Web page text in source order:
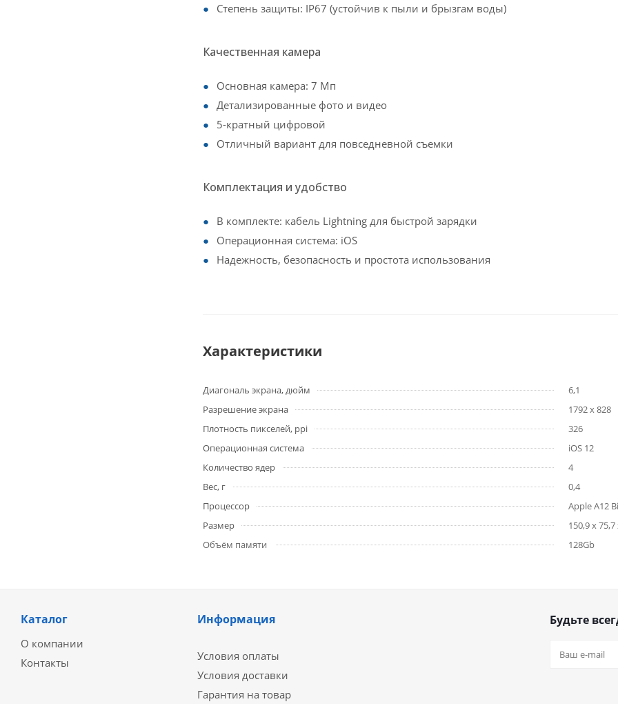
Степень защиты: IP67 (устойчив к пыли и брызгам воды)
Качественная камера
Основная камера: 7 Мп
Детализированные фото и видео
5-кратный цифровой
Отличный вариант для повседневной съемки
Комплектация и удобство
В комплекте: кабель Lightning для быстрой зарядки
Операционная система: iOS
Надежность, безопасность и простота использования
Характеристики
Диагональ экрана, дюйм
6,1
Разрешение экрана
1792 x 828
Плотность пикселей, ppi
326
Операционная система
iOS 12
Количество ядер
4
Вес, г
0,4
Процессор
Apple A12
Размер
150,9 x 75,7
Объём памяти
128Gb
Каталог
О компании
Контакты
Информация
Условия оплаты
Условия доставки
Гарантия на товар
Будьте